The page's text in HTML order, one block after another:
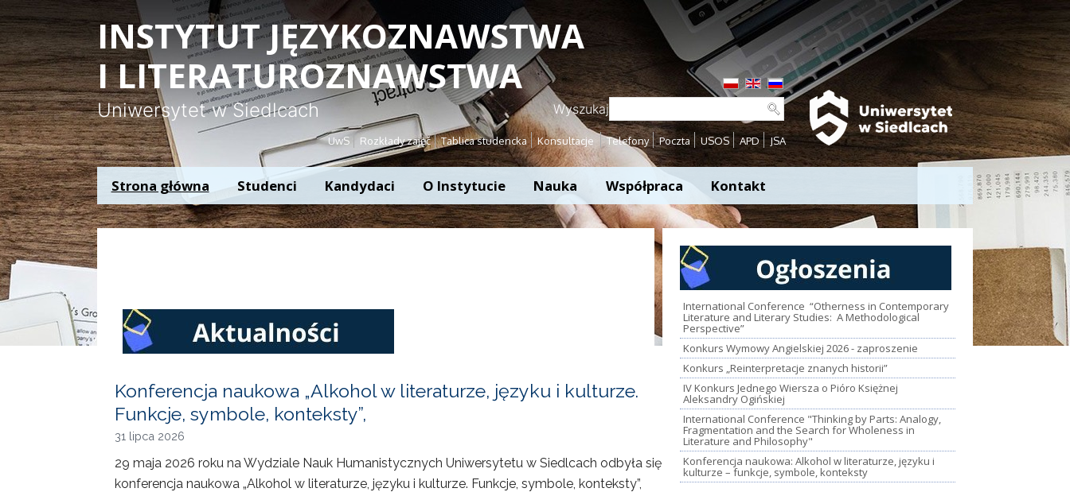
Panel zarządzania plikami cookies
INSTYTUT JĘZYKOZNAWSTWA
I LITERATUROZNAWSTWA
Uniwersytet w Siedlcach Wyszukaj
UwS Rozkłady zajęć Tablica studencka Konsultacje Telefony Poczta USOS APD JSA
Strona główna Studenci Kandydaci O Instytucie Nauka Współpraca Kontakt
Konferencja naukowa „Alkohol w literaturze, języku i kulturze.
Funkcje, symbole, konteksty”,
31 lipca 2026
29 maja 2026 roku na Wydziale Nauk Humanistycznych Uniwersytetu w Siedlcach odbyła się
konferencja naukowa „Alkohol w literaturze, języku i kulturze. Funkcje, symbole, konteksty”,
International Conference “Otherness in Contemporary
Literature and Literary Studies: A Methodological
Perspective”
Konkurs Wymowy Angielskiej 2026 - zaproszenie
Konkurs „Reinterpretacje znanych historii”
IV Konkurs Jednego Wiersza o Pióro Księżnej
Aleksandry Ogińskiej
International Conference "Thinking by Parts: Analogy,
Fragmentation and the Search for Wholeness in
Literature and Philosophy"
Konferencja naukowa: Alkohol w literaturze, języku i
kulturze – funkcje, symbole, konteksty